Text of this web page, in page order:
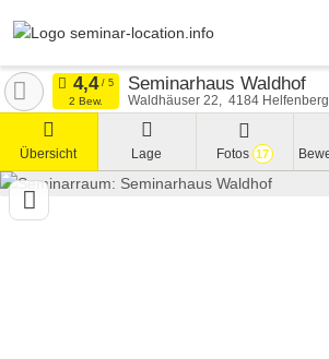
Seminarhaus Waldhof
Waldhäuser 22 4184 Helfenberg
2 Bew.
Übersicht Lage Fotos 17